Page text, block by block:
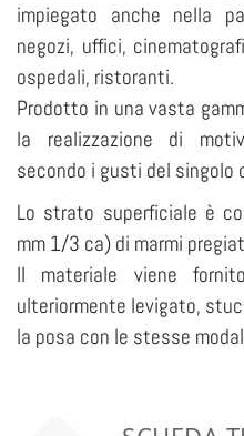
impiegato anche nella
negozi, uffici,
ospedali, ristoranti.
Prodotto in una vasta
la realizzazione di
secondo i gusti del singolo
Lo strato superficiale è
mm 1/3 ca) di marmi
Il materiale viene
ulteriormente levigato,
la posa con le stesse